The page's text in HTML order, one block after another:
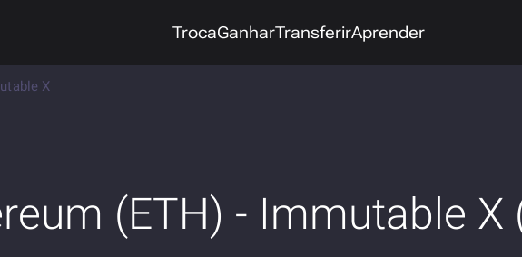
TrocaGanharTransferirAprender
X
(ETH) - Immutable X